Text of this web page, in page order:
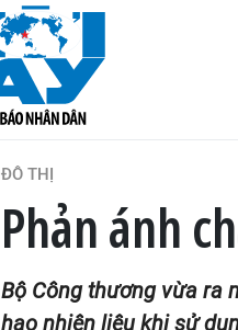
ĐÔ THỊ
Phản ánh
Bộ Công thương vừa ra
hao nhiên liệu khi sử